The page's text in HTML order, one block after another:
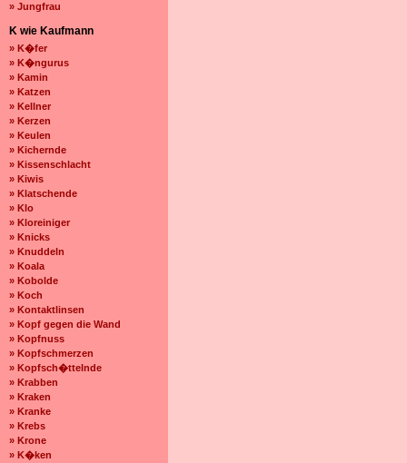
» Jungfrau
K wie Kaufmann
» K�fer
» K�ngurus
» Kamin
» Katzen
» Kellner
» Kerzen
» Keulen
» Kichernde
» Kissenschlacht
» Kiwis
» Klatschende
» Klo
» Kloreiniger
» Knicks
» Knuddeln
» Koala
» Kobolde
» Koch
» Kontaktlinsen
» Kopf gegen die Wand
» Kopfnuss
» Kopfschmerzen
» Kopfsch�ttelnde
» Krabben
» Kraken
» Kranke
» Krebs
» Krone
» K�ken